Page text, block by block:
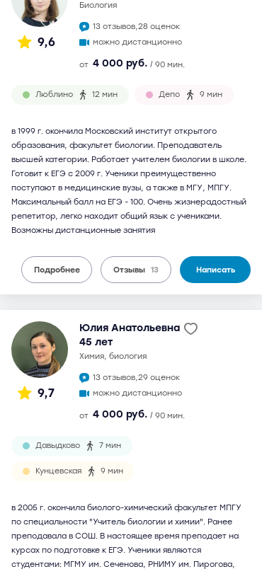
9,6
биология
13 отзывов,28 оценок
можно дистанционно
от 4 000 руб. / 90 мин.
Люблино 12 мин Депо 9 мин
в 1999 г. окончила Московский институт открытого
образования, факультет биологии. Преподаватель
высшей категории. Работает учителем биологии в школе.
Готовит к ЕГЭ с 2009 г. Ученики преимущественно
поступают в медицинские вузы, а также в МГУ, МПГУ.
Максимальный балл на ЕГЭ - 100. Очень жизнерадостный
репетитор, легко находит общий язык с учениками.
Возможны дистанционные занятия
Подробнее Отзывы 13 Написать
9,7
Юлия Анатольевна
45 лет
химия, биология
13 отзывов,29 оценок
можно дистанционно
от 4 000 руб. / 90 мин.
Давыдково 7 мин
Кунцевская 9 мин
в 2005 г. окончила биолого-химический факультет МПГУ
по специальности "Учитель биологии и химии". Ранее
преподавала в СОШ. В настоящее время преподает на
курсах по подготовке к ЕГЭ. Ученики являются
студентами: МГМУ им. Сеченова, РНИМУ им. Пирогова,